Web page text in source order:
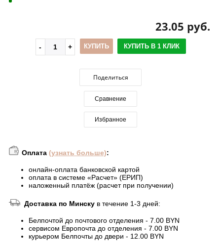
23.05 руб.
КУПИТЬ КУПИТЬ В 1 КЛИК
Поделиться
Сравнение
Избранное
Оплата (узнать больше):
онлайн-оплата банковской картой
оплата в системе «Расчет» (ЕРИП)
наложенный платёж (расчет при получении)
Доставка по Минску в течение 1-3 дней:
Белпочтой до почтового отделения - 7.00 BYN
сервисом Европочта до отделения - 7.00 BYN
курьером Белпочты до двери - 12.00 BYN